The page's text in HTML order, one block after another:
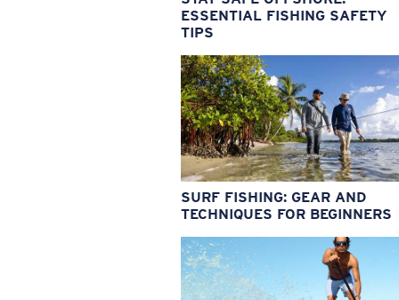
ESSENTIAL FISHING SAFETY
TIPS
SURF FISHING: GEAR AND
TECHNIQUES FOR BEGINNERS